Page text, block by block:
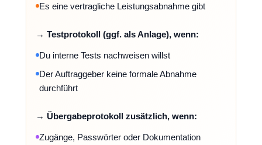
Es eine vertragliche Leistungsabnahme gibt
→ Testprotokoll (ggf. als Anlage), wenn:
Du interne Tests nachweisen willst
Der Auftraggeber keine formale Abnahme
durchführt
→ Übergabeprotokoll zusätzlich, wenn:
Zugänge, Passwörter oder Dokumentation